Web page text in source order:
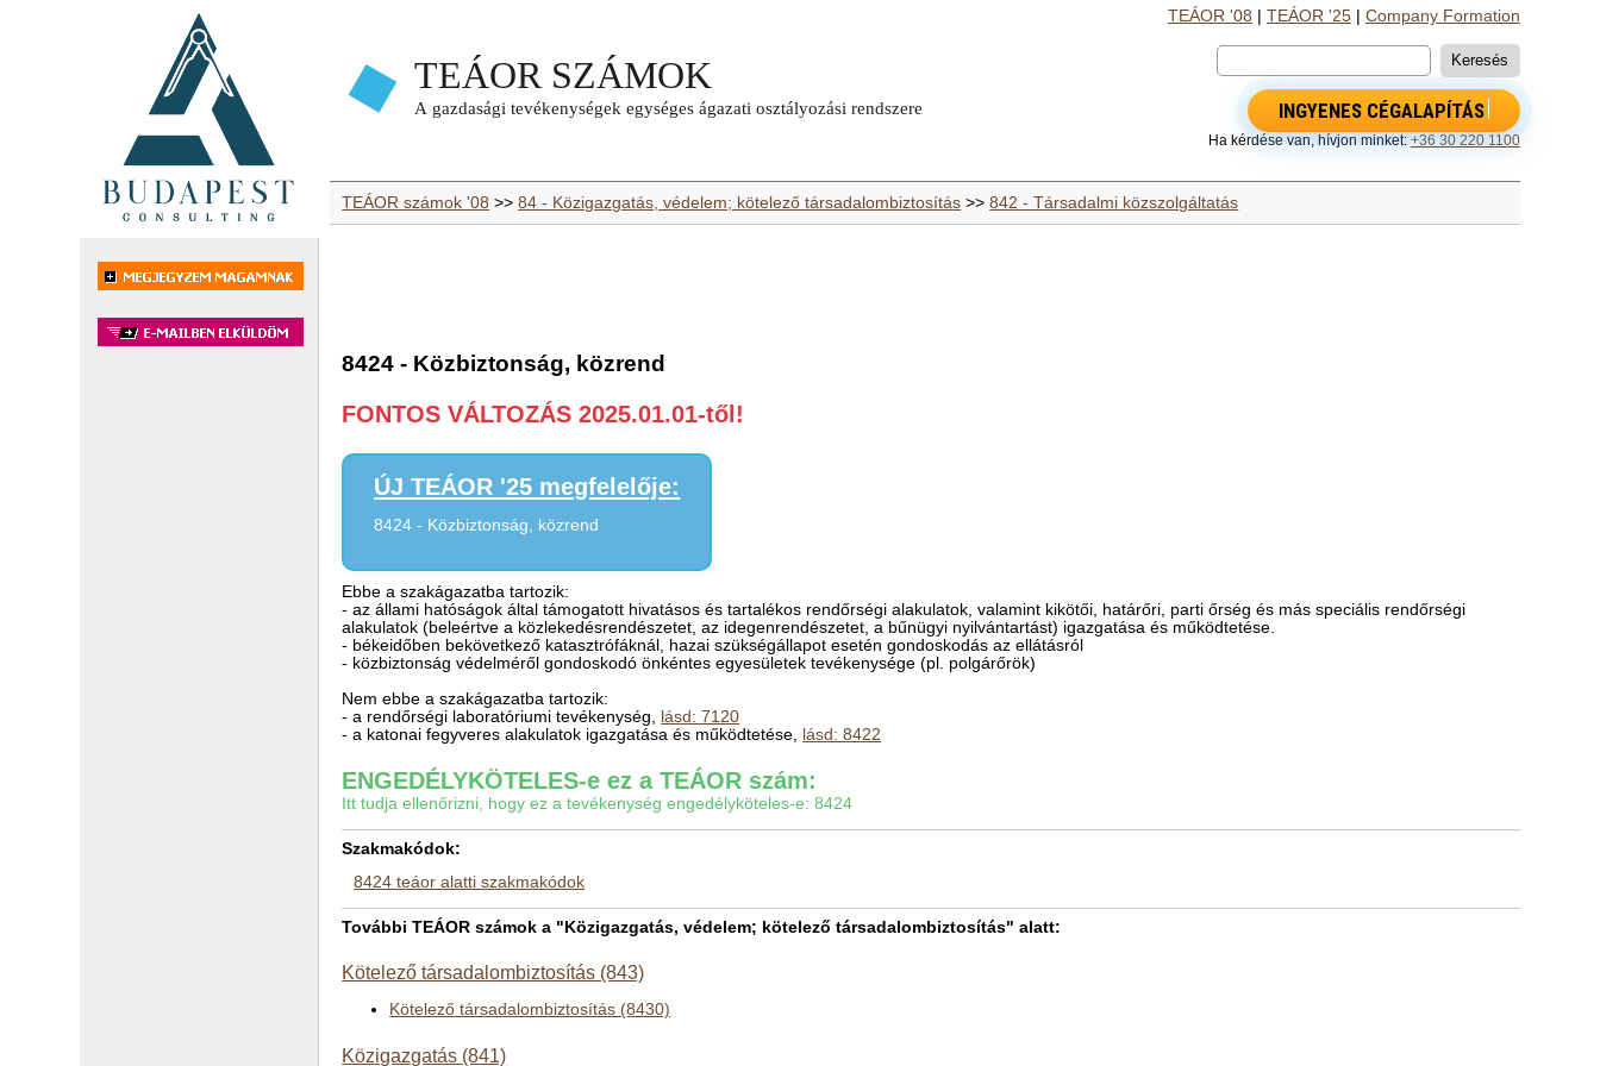
TEÁOR '08 TEÁOR '25| Company Formation
INGYENES CÉGALAPÍTÁS
Ha kérdése van, hívjon minket: +36 30 220 1100
TEÁOR számok '08 >>84 - Közigazgatás, védelem; kötelező társadalombiztosítás >>842 - Társadalmi közszolgáltatás
8424 - Közbiztonság, közrend
FONTOS VÁLTOZÁS 2025.01.01-től!
ÚJ TEÁOR '25 megfelelője:
8424 - Közbiztonság, közrend
Ebbe a szakágazatba tartozik:
- az állami hatóságok által támogatott hivatásos és tartalékos rendőrségi alakulatok, valamint kikötői, határőri, parti őrség és más speciális rendőrségi
alakulatok (beleértve a közlekedésrendészetet, az idegenrendészetet, a bűnügyi nyilvántartást) igazgatása és működtetése.
- békeidőben bekövetkező katasztrófáknál, hazai szükségállapot esetén gondoskodás az ellátásról
- közbiztonság védelméről gondoskodó önkéntes egyesületek tevékenysége (pl. polgárőrök)
Nem ebbe a szakágazatba tartozik:
- a rendőrségi laboratóriumi tevékenység, lásd: 7120
- a katonai fegyveres alakulatok igazgatása és működtetése, lásd: 8422
ENGEDÉLYKÖTELES-e ez a TEÁOR szám:
Itt tudja ellenőrizni, hogy ez a tevékenység engedélyköteles-e: 8424
Szakmakódok:
8424 teáor alatti szakmakódok
További TEÁOR számok a "Közigazgatás, védelem; kötelező társadalombiztosítás" alatt:
Kötelező társadalombiztosítás (843)
Kötelező társadalombiztosítás (8430)
Közigazgatás (841)